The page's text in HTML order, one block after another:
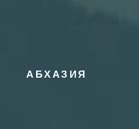
АБХАЗИЯ